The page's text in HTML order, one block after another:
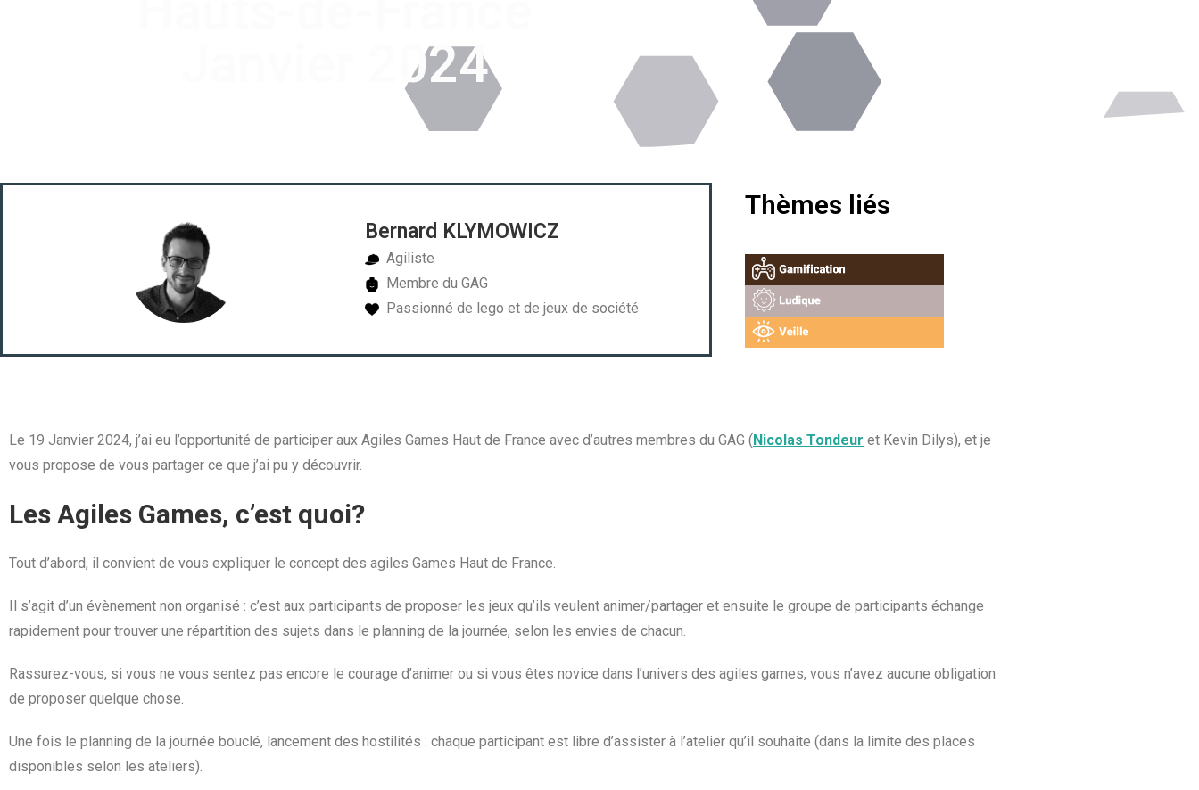
Janvier 2024
Bernard KLYMOWICZ
Agiliste
Membre du GAG
Passionné de lego et de jeux de société
Thèmes liés
Le 19 Janvier 2024, j’ai eu l’opportunité de participer aux Agiles Games Haut de France avec d’autres membres du GAG (Nicolas Tondeur et Kevin Dilys), et je
vous propose de vous partager ce que j’ai pu y découvrir.
Les Agiles Games, c’est quoi?
Tout d’abord, il convient de vous expliquer le concept des agiles Games Haut de France.
Il s’agit d’un évènement non organisé : c’est aux participants de proposer les jeux qu’ils veulent animer/partager et ensuite le groupe de participants échange
rapidement pour trouver une répartition des sujets dans le planning de la journée, selon les envies de chacun.
Rassurez-vous, si vous ne vous sentez pas encore le courage d’animer ou si vous êtes novice dans l’univers des agiles games, vous n’avez aucune obligation
de proposer quelque chose.
Une fois le planning de la journée bouclé, lancement des hostilités : chaque participant est libre d’assister à l’atelier qu’il souhaite (dans la limite des places
disponibles selon les ateliers).